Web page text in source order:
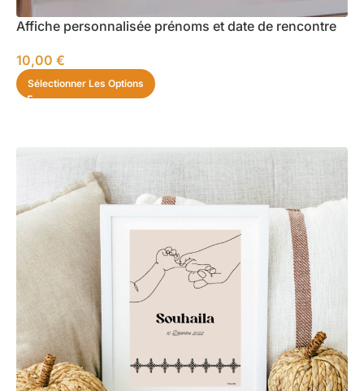
Affiche personnalisée prénoms et date de rencontre
10,00 €
Sélectionner Les Options